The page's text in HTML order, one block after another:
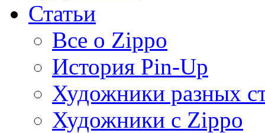
Статьи
Все о Zippo
История Pin-Up
Художники разных
Художники с Zippo